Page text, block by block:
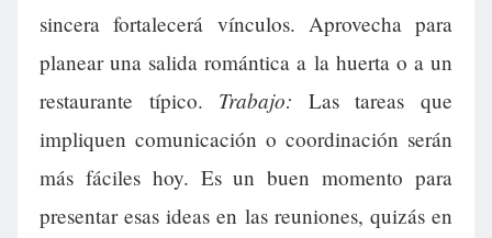
sincera fortalecerá vínculos. Aprovecha para
planear una salida romántica a la huerta o a un
restaurante típico. Trabajo: Las tareas que
impliquen comunicación o coordinación serán
más fáciles hoy. Es un buen momento para
presentar esas ideas en las reuniones, quizás en